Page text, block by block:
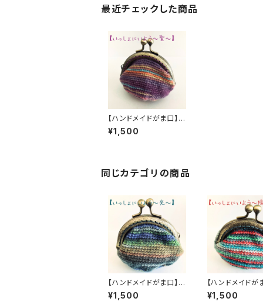
最近チェックした商品
【ハンドメイドがま口】い
っしょにいよう ～ 聖 ～
【オパール毛糸】
¥1,500
同じカテゴリの商品
【ハンドメイドがま口】い
っしょにいよう ～ 光 ～
【オパール毛糸】
¥1,500
【ハンドメイドが
っしょにいよう
【オパール毛糸】
¥1,500